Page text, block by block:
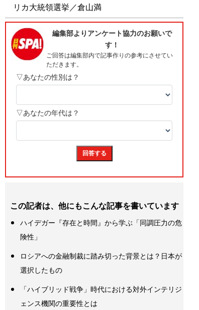
リカ大統領選挙／倉山満
この記者は、他にもこんな記事を書いています
ハイデガー『存在と時間』から学ぶ「同調圧力の危
険性」
ロシアへの金融制裁に踏み切った背景とは？日本が
選択したもの
「ハイブリッド戦争」時代における対外インテリジ
ェンス機関の重要性とは